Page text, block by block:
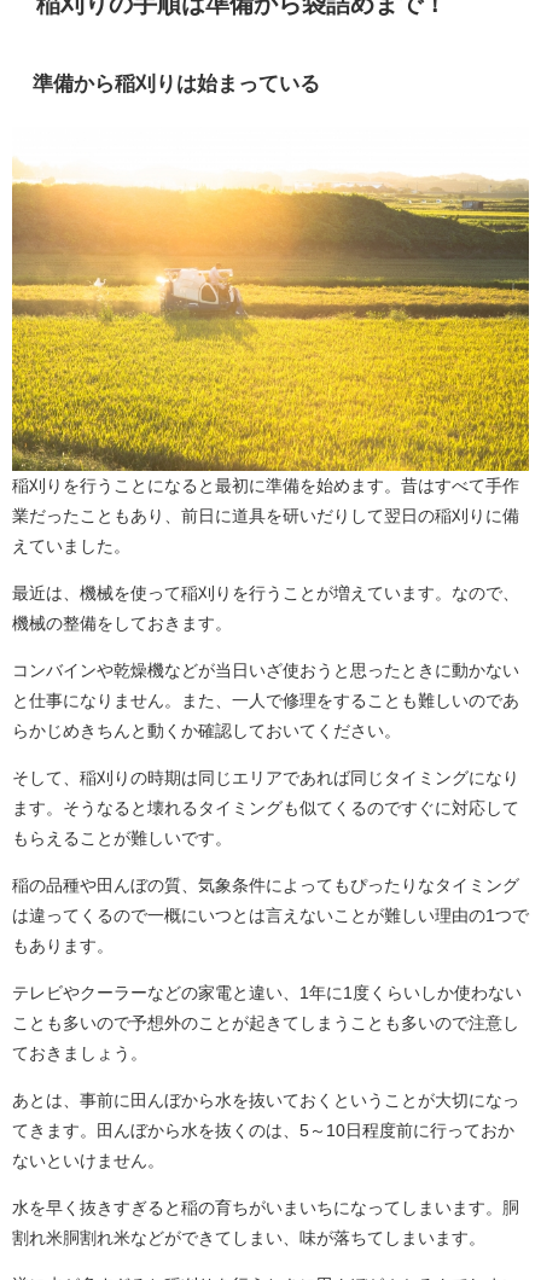
準備から稲刈りは始まっている
稲刈りを行うことになると最初に準備を始めます。昔はすべて手作
業だったこともあり、前日に道具を研いだりして翌日の稲刈りに備
えていました。
最近は、機械を使って稲刈りを行うことが増えています。なので、
機械の整備をしておきます。
コンバインや乾燥機などが当日いざ使おうと思ったときに動かない
と仕事になりません。また、一人で修理をすることも難しいのであ
らかじめきちんと動くか確認しておいてください。
そして、稲刈りの時期は同じエリアであれば同じタイミングになり
ます。そうなると壊れるタイミングも似てくるのですぐに対応して
もらえることが難しいです。
稲の品種や田んぼの質、気象条件によってもぴったりなタイミング
は違ってくるので一概にいつとは言えないことが難しい理由の1つで
もあります。
テレビやクーラーなどの家電と違い、1年に1度くらいしか使わない
ことも多いので予想外のことが起きてしまうことも多いので注意し
ておきましょう。
あとは、事前に田んぼから水を抜いておくということが大切になっ
てきます。田んぼから水を抜くのは、5～10日程度前に行っておか
ないといけません。
水を早く抜きすぎると稲の育ちがいまいちになってしまいます。胴
割れ米胴割れ米などができてしまい、味が落ちてしまいます。